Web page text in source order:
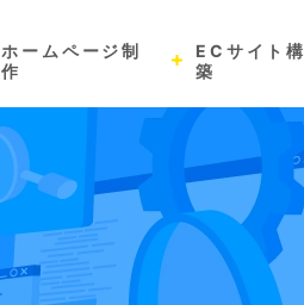
ホームページ制
作
ECサイト構
築